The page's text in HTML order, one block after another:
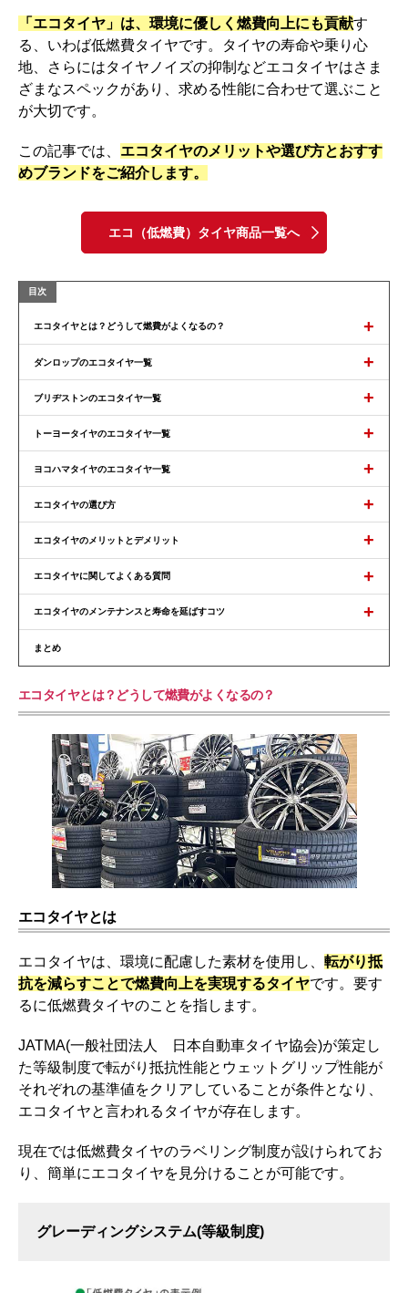
b
o
o
k
n
a
「エコタイヤ」は、環境に優しく燃費向上にも貢献す
る、いわば低燃費タイヤです。タイヤの寿命や乗り心
地、さらにはタイヤノイズの抑制などエコタイヤはさま
ざまなスペックがあり、求める性能に合わせて選ぶこと
が大切です。
この記事では、 エコタイヤのメリットや選び方とおすす
めブランドをご紹介します。
エコ（低燃費）タイヤ商品一覧へ
エコタイヤとは？どうして燃費がよくなるの？ +
ダンロップのエコタイヤ一覧 +
ブリヂストンのエコタイヤ一覧 +
トーヨータイヤのエコタイヤ一覧 +
ヨコハマタイヤのエコタイヤ一覧 +
エコタイヤの選び方 +
エコタイヤのメリットとデメリット +
エコタイヤに関してよくある質問 +
エコタイヤのメンテナンスと寿命を延ばすコツ +
まとめ
エコタイヤとは？どうして燃費がよくなるの？
エコタイヤとは
エコタイヤは、環境に配慮した素材を使用し、 転がり抵
抗を減らすことで燃費向上を実現するタイヤです。要す
るに低燃費タイヤのことを指します。
JATMA(一般社団法人 日本自動車タイヤ協会)が策定し
た等級制度で転がり抵抗性能とウェットグリップ性能が
それぞれの基準値をクリアしていることが条件となり、
エコタイヤと言われるタイヤが存在します。
現在では低燃費タイヤのラベリング制度が設けられてお
り、簡単にエコタイヤを見分けることが可能です。
グレーディングシステム(等級制度)